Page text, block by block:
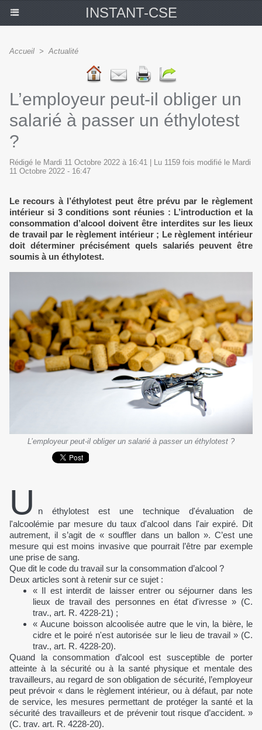
INSTANT-CSE
Accueil > Actualité
L’employeur peut-il obliger un
salarié à passer un éthylotest
?
Rédigé le Mardi 11 Octobre 2022 à 16:41 | Lu 1159 fois modifié le Mardi
11 Octobre 2022 - 16:47
Le recours à l’éthylotest peut être prévu par le règlement
intérieur si 3 conditions sont réunies : L’introduction et la
consommation d’alcool doivent être interdites sur les lieux
de travail par le règlement intérieur ; Le règlement intérieur
doit déterminer précisément quels salariés peuvent être
soumis à un éthylotest.
L’employeur peut-il obliger un salarié à passer un éthylotest ?
U
n éthylotest est une technique d'évaluation de
l'alcoolémie par mesure du taux d'alcool dans l'air expiré. Dit
autrement, il s’agit de « souffler dans un ballon ». C’est une
mesure qui est moins invasive que pourrait l’être par exemple
une prise de sang.
Que dit le code du travail sur la consommation d’alcool ?
Deux articles sont à retenir sur ce sujet :
« Il est interdit de laisser entrer ou séjourner dans les
lieux de travail des personnes en état d'ivresse » (C.
trav., art. R. 4228-21) ;
« Aucune boisson alcoolisée autre que le vin, la bière, le
cidre et le poiré n'est autorisée sur le lieu de travail » (C.
trav., art. R. 4228-20).
Quand la consommation d’alcool est susceptible de porter
atteinte à la sécurité ou à la santé physique et mentale des
travailleurs, au regard de son obligation de sécurité, l’employeur
peut prévoir « dans le règlement intérieur, ou à défaut, par note
de service, les mesures permettant de protéger la santé et la
sécurité des travailleurs et de prévenir tout risque d’accident. »
(C. trav. art. R. 4228-20).